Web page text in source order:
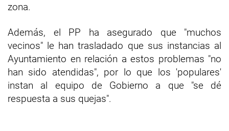
zona.
Además, el PP ha asegurado que "muchos
vecinos" le han trasladado que sus instancias al
Ayuntamiento en relación a estos problemas "no
han sido atendidas", por lo que los 'populares'
instan al equipo de Gobierno a que "se dé
respuesta a sus quejas".